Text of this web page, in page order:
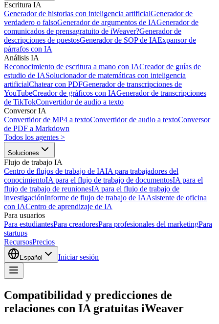
Escritura IA
Generador de historias con inteligencia artificialGenerador de
verdadero o falsoGenerador de argumentos de IAGenerador de
comunicados de prensagratuito de iWeaver?Generador de
descripciones de puestosGenerador de SOP de IAExpansor de
párrafos con IA
Análisis IA
Reconocimiento de escritura a mano con IACreador de guías de
estudio de IASolucionador de matemáticas con inteligencia
artificialChatear con PDFGenerador de transcripciones de
YouTubeCreador de gráficos con IAGenerador de transcripciones
de TikTokConvertidor de audio a texto
Conversor IA
Convertidor de MP4 a textoConvertidor de audio a textoConversor
de PDF a Markdown
Todos los agentes >
Soluciones
Flujo de trabajo IA
Centro de flujos de trabajo de IAIA para trabajadores del
conocimientoIA para el flujo de trabajo de documentosIA para el
flujo de trabajo de reunionesIA para el flujo de trabajo de
investigaciónInforme de flujo de trabajo de IAAsistente de oficina
con IACentro de aprendizaje de IA
Para usuarios
Para estudiantesPara creadoresPara profesionales del marketingPara
startups
RecursosPrecios
Español Iniciar sesión
Compatibilidad y predicciones de
relaciones con IA gratuitas iWeaver